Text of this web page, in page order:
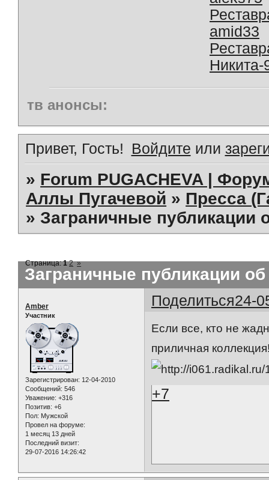
amid33
Никита-
тв анонсы:
Привет, Гость! Войдите или
» Forum PUGACHEVA |
Аллы Пугачевой » Пресса
»Заграничные публикации
Заграничные публикации
Страница:1 2 »
Поделиться24-
Amber
Участник
Зарегистрирован: 12-04-2010
Сообщений: 546
Уважение: +316
Позитив: +6
Пол: Мужской
Провел на форуме:
1 месяц 13 дней
Последний визит:
29-07-2016 14:26:42
Если все, кто не
приличная
+7